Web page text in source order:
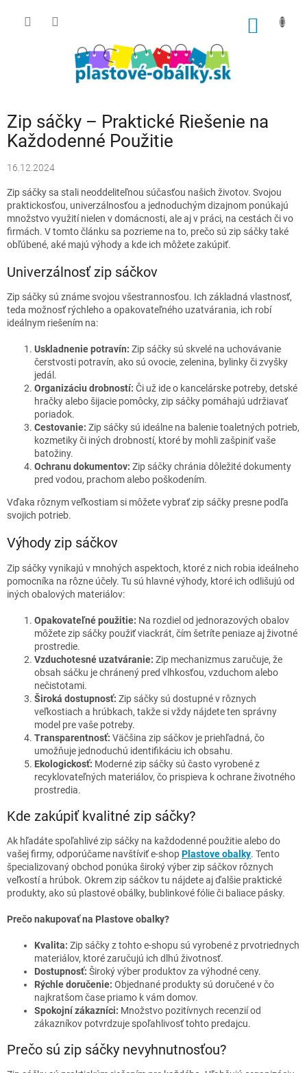
Zip sáčky – Praktické Riešenie na
Každodenné Použitie
16.12.2024
Zip sáčky sa stali neoddeliteľnou súčasťou našich životov. Svojou
praktickosťou, univerzálnosťou a jednoduchým dizajnom ponúkajú
množstvo využití nielen v domácnosti, ale aj v práci, na cestách či vo
firmách. V tomto článku sa pozrieme na to, prečo sú zip sáčky také
obľúbené, aké majú výhody a kde ich môžete zakúpiť.
Univerzálnosť zip sáčkov
Zip sáčky sú známe svojou všestrannosťou. Ich základná vlastnosť,
teda možnosť rýchleho a opakovateľného uzatvárania, ich robí
ideálnym riešením na:
Uskladnenie potravín: Zip sáčky sú skvelé na uchovávanie
čerstvosti potravín, ako sú ovocie, zelenina, bylinky či zvyšky
jedál.
Organizáciu drobností: Či už ide o kancelárske potreby, detské
hračky alebo šijacie pomôcky, zip sáčky pomáhajú udržiavať
poriadok.
Cestovanie: Zip sáčky sú ideálne na balenie toaletných potrieb,
kozmetiky či iných drobností, ktoré by mohli zašpiniť vaše
batožiny.
Ochranu dokumentov: Zip sáčky chránia dôležité dokumenty
pred vodou, prachom alebo poškodením.
Vďaka rôznym veľkostiam si môžete vybrať zip sáčky presne podľa
svojich potrieb.
Výhody zip sáčkov
Zip sáčky vynikajú v mnohých aspektoch, ktoré z nich robia ideálneho
pomocníka na rôzne účely. Tu sú hlavné výhody, ktoré ich odlišujú od
iných obalových materiálov:
Opakovateľné použitie: Na rozdiel od jednorazových obalov
môžete zip sáčky použiť viackrát, čím šetríte peniaze aj životné
prostredie.
Vzduchotesné uzatváranie: Zip mechanizmus zaručuje, že
obsah sáčku je chránený pred vlhkosťou, vzduchom alebo
nečistotami.
Široká dostupnosť: Zip sáčky sú dostupné v rôznych
veľkostiach a hrúbkach, takže si vždy nájdete ten správny
model pre vaše potreby.
Transparentnosť: Väčšina zip sáčkov je priehľadná, čo
umožňuje jednoduchú identifikáciu ich obsahu.
Ekologickosť: Moderné zip sáčky sú často vyrobené z
recyklovateľných materiálov, čo prispieva k ochrane životného
prostredia.
Kde zakúpiť kvalitné zip sáčky?
Ak hľadáte spoľahlivé zip sáčky na každodenné použitie alebo do
vašej firmy, odporúčame navštíviť e-shopPlastoveobalky. Tento
špecializovaný obchod ponúka široký výber zip sáčkov rôznych
veľkostí a hrúbok. Okrem zip sáčkov tu nájdete aj ďalšie praktické
produkty, ako sú plastové obálky, bublinkové fólie či baliace pásky.
Prečo nakupovať na Plastove obalky?
Kvalita: Zip sáčky z tohto e-shopu sú vyrobené z prvotriednych
materiálov, ktoré zaručujú ich dlhú životnosť.
Dostupnosť: Široký výber produktov za výhodné ceny.
Rýchle doručenie: Objednané produkty sú doručené v čo
najkratšom čase priamo k vám domov.
Spokojní zákazníci: Množstvo pozitívnych recenzií od
zákazníkov potvrdzuje spoľahlivosť tohto predajcu.
Prečo sú zip sáčky nevyhnutnosťou?